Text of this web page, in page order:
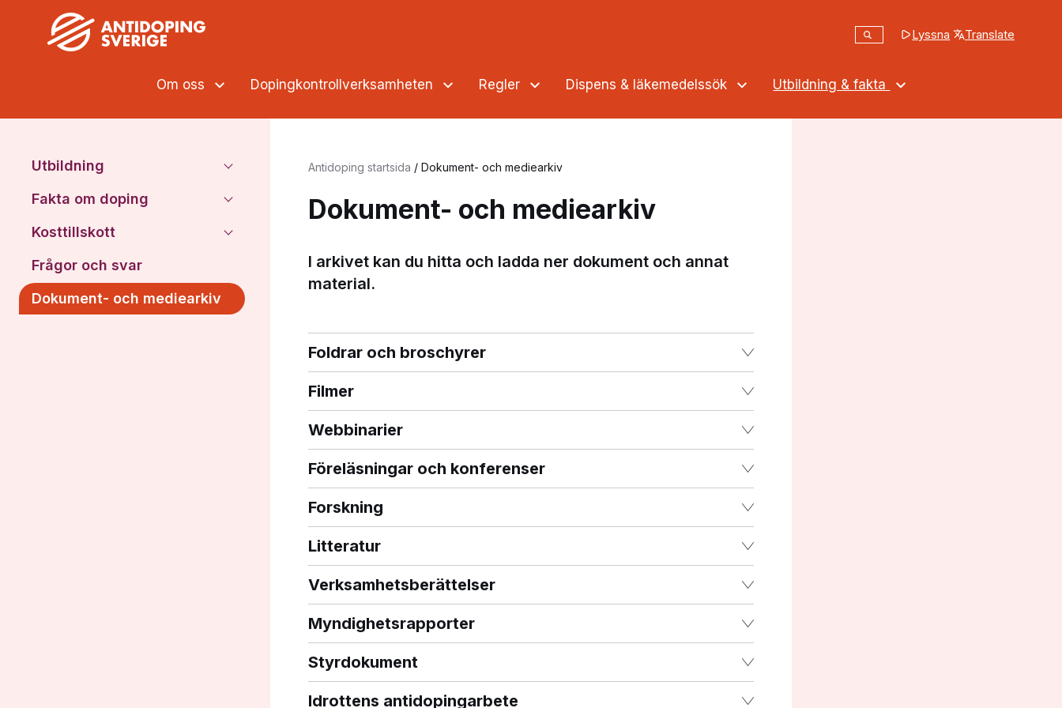
Om oss Dopingkontrollverksamheten Regler Dispens & läkemedelssök Utbildning & fakta
Sök på webbplatsen
Sök Lyssna Translate
(opens in a new
Utbildning
Fakta om doping
Kosttillskott
Frågor och svar
Dokument- och mediearkiv
Antidoping startsida / Dokument- och mediearkiv
Dokument- och mediearkiv
I arkivet kan du hitta och ladda ner dokument och annat
material.
Foldrar och broschyrer
Filmer
Webbinarier
Föreläsningar och konferenser
Forskning
Litteratur
Verksamhetsberättelser
Myndighetsrapporter
Styrdokument
Idrottens antidopingarbete